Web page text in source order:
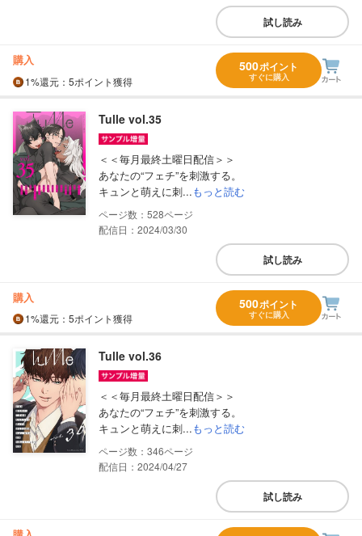
試し読み
購入
1%還元 ：5ポイント獲得
500ポイント
すぐに購入
Tulle vol.35
＜＜毎月最終土曜日配信＞＞
あなたの“フェチ”を刺激する。
キュンと萌えに刺...もっと読む
528
配信日：2024/03/30
試し読み
購入
1%還元 ：5ポイント獲得
500ポイント
すぐに購入
Tulle vol.36
＜＜毎月最終土曜日配信＞＞
あなたの“フェチ”を刺激する。
キュンと萌えに刺...もっと読む
346
配信日：2024/04/27
試し読み